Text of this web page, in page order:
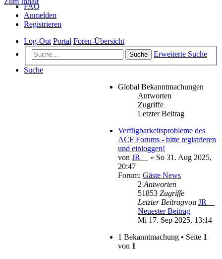
FAQ
Anmelden
Registrieren
Log-Out Portal Foren-Übersicht
Suche
Erweiterte Suche
Suche
Global Bekanntmachungen
Antworten
Zugriffe
Letzter Beitrag
Verfügbarkeitsprobleme des
ACF Forums - bitte registrieren
und einloggen!
von JR__
» So 31. Aug 2025,
20:47
Forum: Gäste News
2Antworten
51853 Zugriffe
Letzter Beitragvon JR__
Neuester Beitrag
Mi 17. Sep 2025, 13:14
1 Bekanntmachung • Seite 1
von 1